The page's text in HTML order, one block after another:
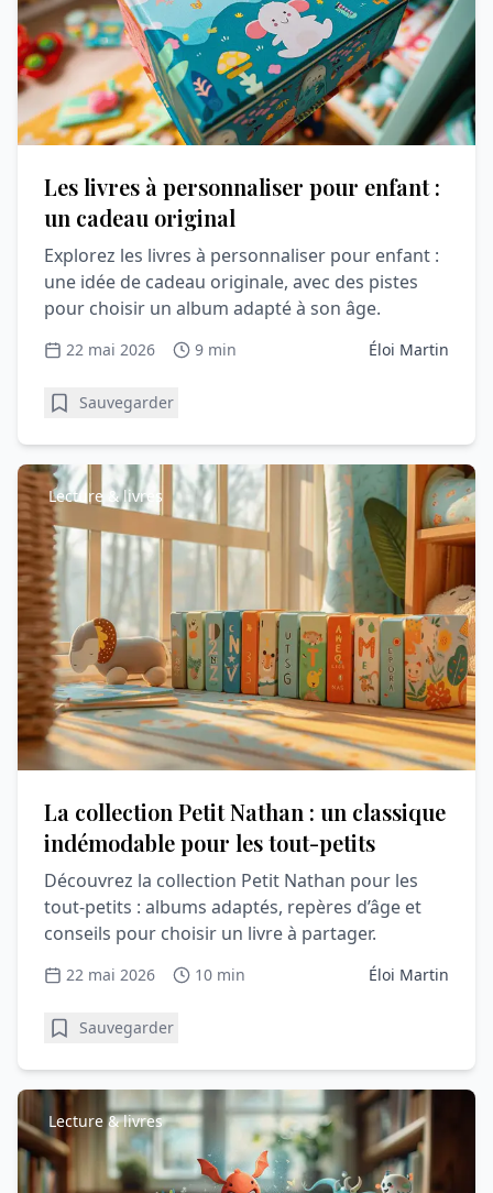
Les livres à personnaliser pour enfant :
un cadeau original
Explorez les livres à personnaliser pour enfant :
une idée de cadeau originale, avec des pistes
pour choisir un album adapté à son âge.
22 mai 2026 9 min Éloi Martin
Sauvegarder
Lecture & livres
La collection Petit Nathan : un classique
indémodable pour les tout-petits
Découvrez la collection Petit Nathan pour les
tout-petits : albums adaptés, repères d’âge et
conseils pour choisir un livre à partager.
22 mai 2026 10 min Éloi Martin
Sauvegarder
Lecture & livres